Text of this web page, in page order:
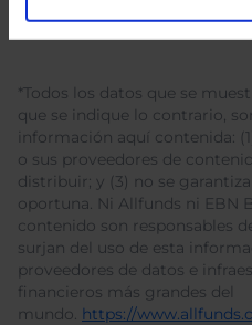
*Todos los datos que se
que se indique lo contrario,
información aquí contenida:
o sus proveedores de
distribuir; y (3) no se
oportuna. Ni Allfunds ni EBN
contenido son responsables
surjan del uso de esta
proveedores de datos e
financieros más grandes del
mundo. https://